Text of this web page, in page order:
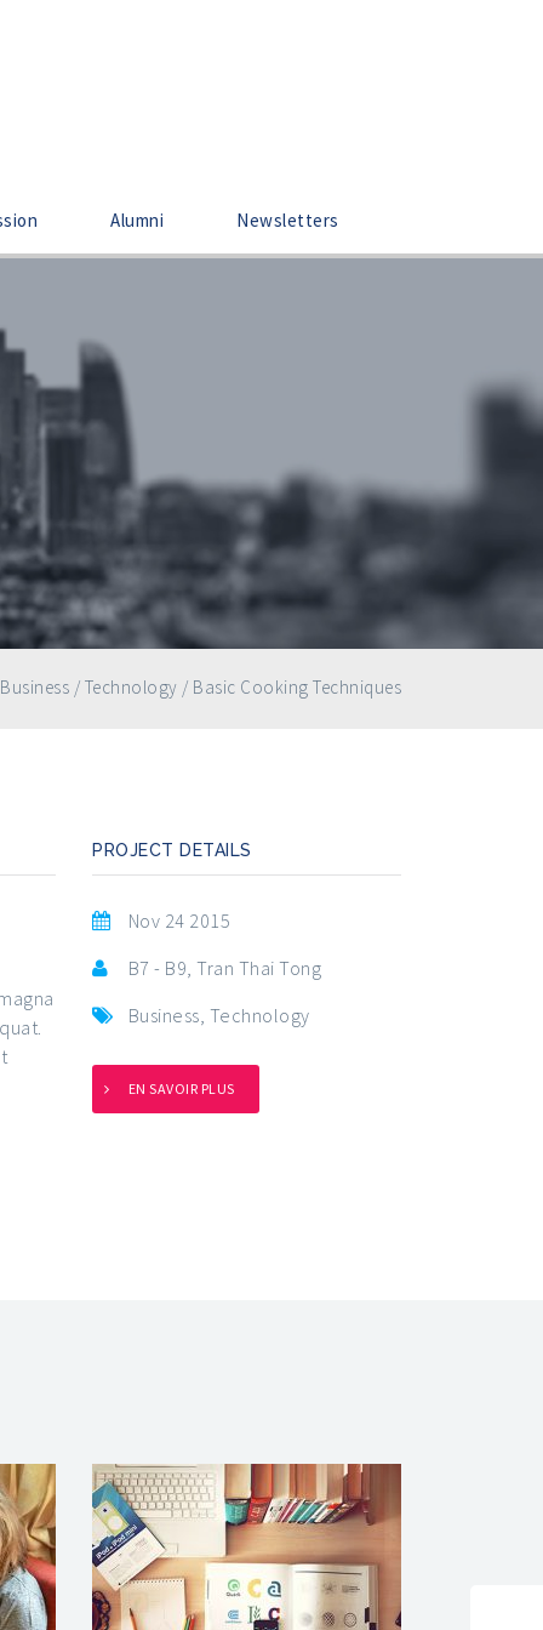
Alumni Newsletters
Business / Technology / Basic Cooking Techniques
PROJECT DETAILS
Nov 24 2015
B7 - B9, Tran Thai Tong
Business Technology
EN SAVOIR PLUS